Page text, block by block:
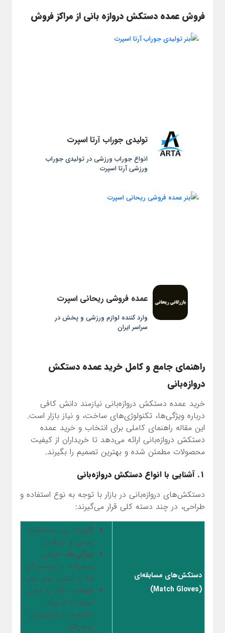
فروش عمده دستکش دروازه بانی از مراکز فروش
تولیدی جوراب آرتا اسپرت
انواع جوراب ورزشی در تولیدی جوراب
ورزشی آرتا اسپرت
عمده فروشی ریحانی اسپرت
وارد کننده لوازم ورزشی و پخش در
سراسر ایران
راهنمای جامع و کامل خرید عمده دستکش
دروازه‌بانی
خرید عمده دستکش دروازه‌بانی نیازمند دانش کافی
درباره ویژگی‌ها، تکنولوژی‌های ساخت، و نیاز بازار است.
این مقاله راهنمای کاملی برای انتخاب و خرید عمده
دستکش دروازه‌بانی ارائه می‌دهد تا خریداران از کیفیت
محصولات مطمئن شده و بهترین تصمیم را بگیرند.
۱. آشنایی با انواع دستکش دروازه‌بانی
دستکش‌های دروازه‌بانی در بازار با توجه به نوع استفاده و
طراحی، در چند دسته کلی قرار می‌گیرند:
دستکش‌های مسابقه‌ای
(Match Gloves)
کاربرد: برای مسابقات
رسمی و حرفه‌ای.
ویژگی‌ها: طراحی
پیشرفته با چسبندگی
بالا و کنترل بهتر توپ.
قیمت: بالاتر به دلیل
استفاده از مواد
باکیفیت و تکنولوژی
پیشرفته.